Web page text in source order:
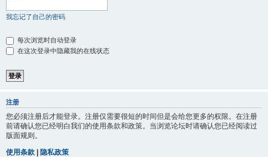
我忘记了自己的密码
每次浏览时自动登录
在这次登录中隐藏我的在线状态
注册
您必须注册后才能登录。注册仅需要很短的时间但是会给您更多的权限。在注册
前请确认您已经明白我们的使用条款和政策。当浏览论坛时请确认您已经阅读过
版面规则。
使用条款 | 隐私政策